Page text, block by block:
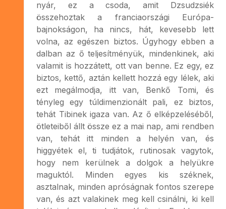
nyár, ez a csoda, amit Dzsudzsiék
összehoztak a franciaországi Európa-
bajnokságon, ha nincs, hát, kevesebb lett
volna, az egészen biztos. Úgyhogy ebben a
dalban az ő teljesítményük, mindenkinek, aki
valamit is hozzátett, ott van benne. Ez egy, ez
biztos, kettő, aztán kellett hozzá egy lélek, aki
ezt megálmodja, itt van, Benkő Tomi, és
tényleg egy túldimenzionált pali, ez biztos,
tehát Tibinek igaza van. Az ő elképzeléséből,
ötleteiből állt össze ez a mai nap, ami rendben
van, tehát itt minden a helyén van, és
higgyétek el, ti tudjátok, rutinosak vagytok,
hogy nem kerülnek a dolgok a helyükre
maguktól. Minden egyes kis széknek,
asztalnak, minden apróságnak fontos szerepe
van, és azt valakinek meg kell csinálni, ki kell